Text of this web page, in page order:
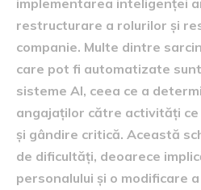
restructurare a rolurilor și
companie. Multe dintre
care pot fi automatizate
sisteme AI, ceea ce a
angajaților către activități
și gândire critică. Această
de dificultăți, deoarece
personalului și o modificare